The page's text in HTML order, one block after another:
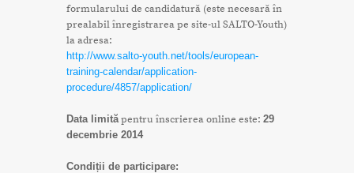
formularului de candidatură (este necesară în
prealabil înregistrarea pe site-ul SALTO-Youth)
la adresa:
http://www.salto-youth.net/tools/european-
training-calendar/application-
procedure/4857/application/
Data limităpentru înscrierea online este: 29
decembrie 2014
Condiții de participare: